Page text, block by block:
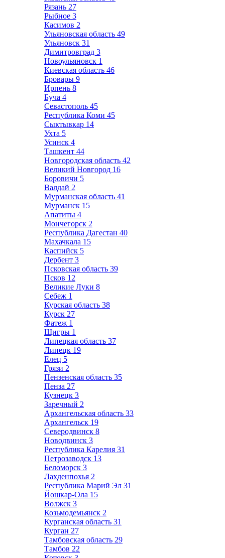
Рязань 27
Рыбное 3
Касимов 2
Ульяновская область 49
Ульяновск 31
Димитровград 3
Новоульяновск 1
Киевская область 46
Бровары 9
Ирпень 8
Буча 4
Севастополь 45
Республика Коми 45
Сыктывкар 14
Ухта 5
Усинск 4
Ташкент 44
Новгородская область 42
Великий Новгород 16
Боровичи 5
Валдай 2
Мурманская область 41
Мурманск 15
Апатиты 4
Мончегорск 2
Республика Дагестан 40
Махачкала 15
Каспийск 5
Дербент 3
Псковская область 39
Псков 12
Великие Луки 8
Себеж 1
Курская область 38
Курск 27
Фатеж 1
Щигры 1
Липецкая область 37
Липецк 19
Елец 5
Грязи 2
Пензенская область 35
Пенза 27
Кузнецк 3
Заречный 2
Архангельская область 33
Архангельск 19
Северодвинск 8
Новодвинск 3
Республика Карелия 31
Петрозаводск 13
Беломорск 3
Лахденпохья 2
Республика Марий Эл 31
Йошкар-Ола 15
Волжск 3
Козьмодемьянск 2
Курганская область 31
Курган 27
Тамбовская область 29
Тамбов 22